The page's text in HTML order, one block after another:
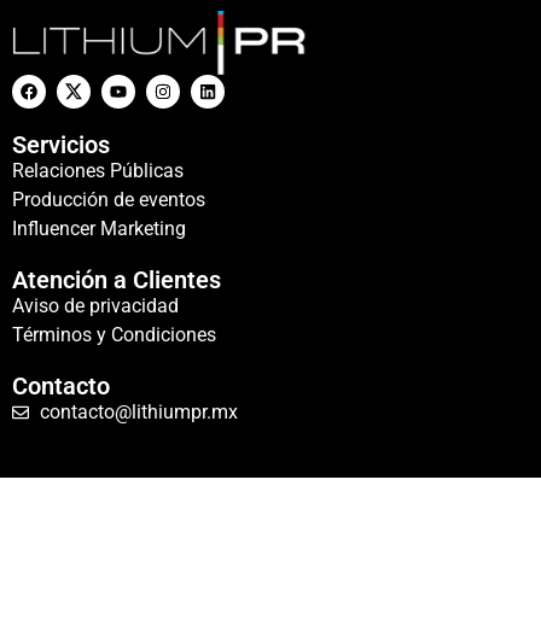
Servicios
Relaciones Públicas
Producción de eventos
Influencer Marketing
Atención a Clientes
Aviso de privacidad
Términos y Condiciones
Contacto
contacto@lithiumpr.mx